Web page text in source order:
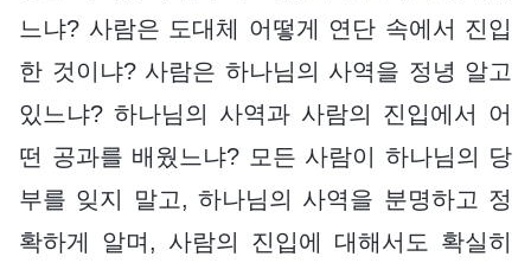
느냐? 사람은 도대체 어떻게 연단 속에서 진입
한 것이냐? 사람은 하나님의 사역을 정녕 알고
있느냐? 하나님의 사역과 사람의 진입에서 어
떤 공과를 배웠느냐? 모든 사람이 하나님의 당
부를 잊지 말고, 하나님의 사역을 분명하고 정
확하게 알며, 사람의 진입에 대해서도 확실히